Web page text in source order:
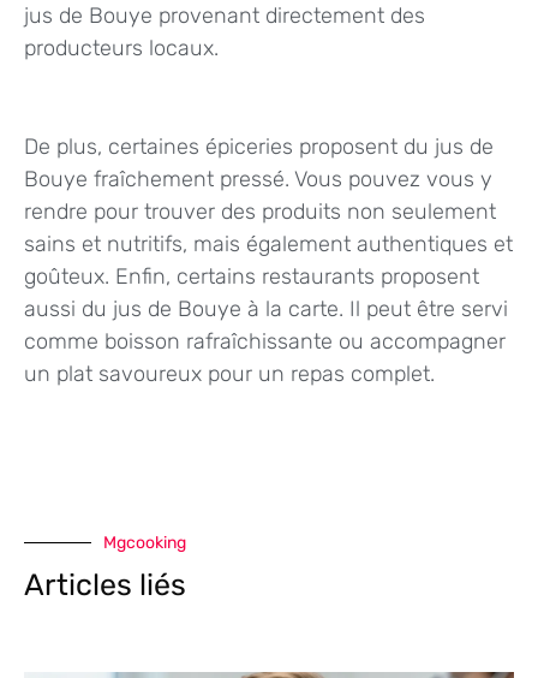
jus de Bouye provenant directement des
producteurs locaux.
De plus, certaines épiceries proposent du jus de
Bouye fraîchement pressé. Vous pouvez vous y
rendre pour trouver des produits non seulement
sains et nutritifs, mais également authentiques et
goûteux. Enfin, certains restaurants proposent
aussi du jus de Bouye à la carte. Il peut être servi
comme boisson rafraîchissante ou accompagner
un plat savoureux pour un repas complet.
Mgcooking
Articles liés